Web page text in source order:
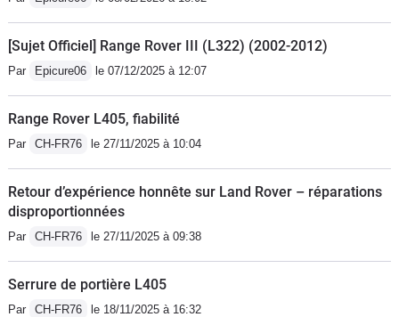
[Sujet Officiel] Range Rover III (L322) (2002-2012)
Par Epicure06 le 07/12/2025 à 12:07
Range Rover L405, fiabilité
Par CH-FR76 le 27/11/2025 à 10:04
Retour d’expérience honnête sur Land Rover – réparations
disproportionnées
Par CH-FR76 le 27/11/2025 à 09:38
Serrure de portière L405
Par CH-FR76 le 18/11/2025 à 16:32